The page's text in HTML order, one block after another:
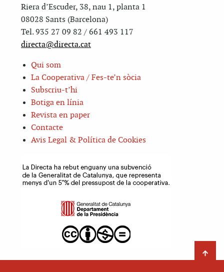
Riera d’Escuder, 38, nau 1, planta 1
08028 Sants (Barcelona)
Tel. 935 27 09 82 / 661 493 117
directa@directa.cat
Qui som
La Cooperativa / Fes-te’n sòcia
Subscriu-t’hi
Botiga en línia
Revista en paper
Contacte
Avis Legal & Política de Cookies